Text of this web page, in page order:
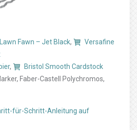
Lawn Fawn – Jet Black,
Versafine
,
Bristol Smooth Cardstock
Faber-Castell Polychromos,
für-Schritt-Anleitung auf